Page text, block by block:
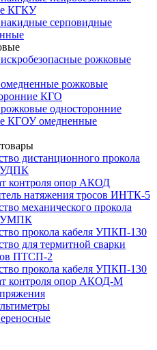
КГКУ
серповидные
рожковые
рожковые
КГО
односторонние
КГОУ омедненные
дистанционного прокола
УДПК
контроля опор АКОД
натяжения тросов ИНТК-5
механического прокола
УМПК
прокола кабеля УПКП-130
для термитной сварки
ПТСП-2
прокола кабеля УПКП-130
контроля опор АКОД-М